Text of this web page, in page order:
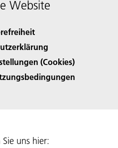
Website
(Cookies)
Sie uns hier: